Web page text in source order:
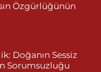
DIŞ KAPI NO:122G
YOLU CEPHESİ)
Özgürlüğünün
Doğanın Sessiz
Sorumsuzluğu